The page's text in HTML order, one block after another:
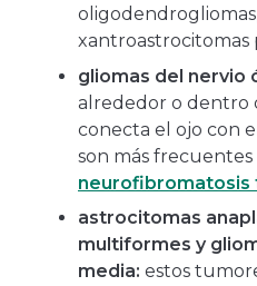
xantroastrocitomas
gliomas del nervio
alrededor o dentro
conecta el ojo con
son más frecuentes
neurofibromatosis
astrocitomas
multiformes y
media: estos